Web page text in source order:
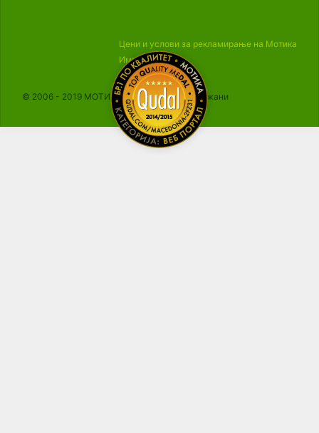
Цени и услови за рекламирање на Мотика
Импресум
© 2006 - 2019 МОТИКА, Сите права се задржани